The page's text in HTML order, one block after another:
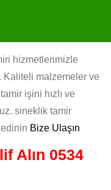
hizmetlerimizle
Kaliteli malzemeler ve
işini hızlı ve
sineklik tamir
Bize Ulaşın
Alın 0534